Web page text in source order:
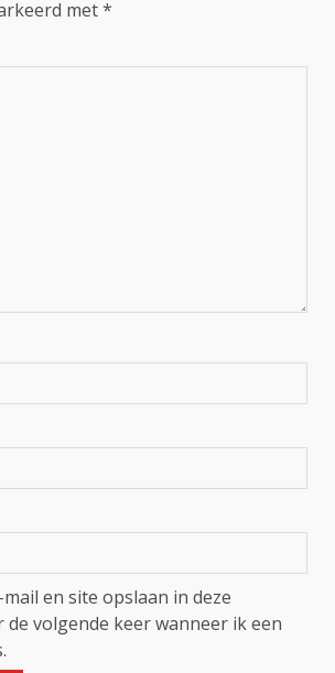
met*
en site opslaan in deze
volgende keer wanneer ik een